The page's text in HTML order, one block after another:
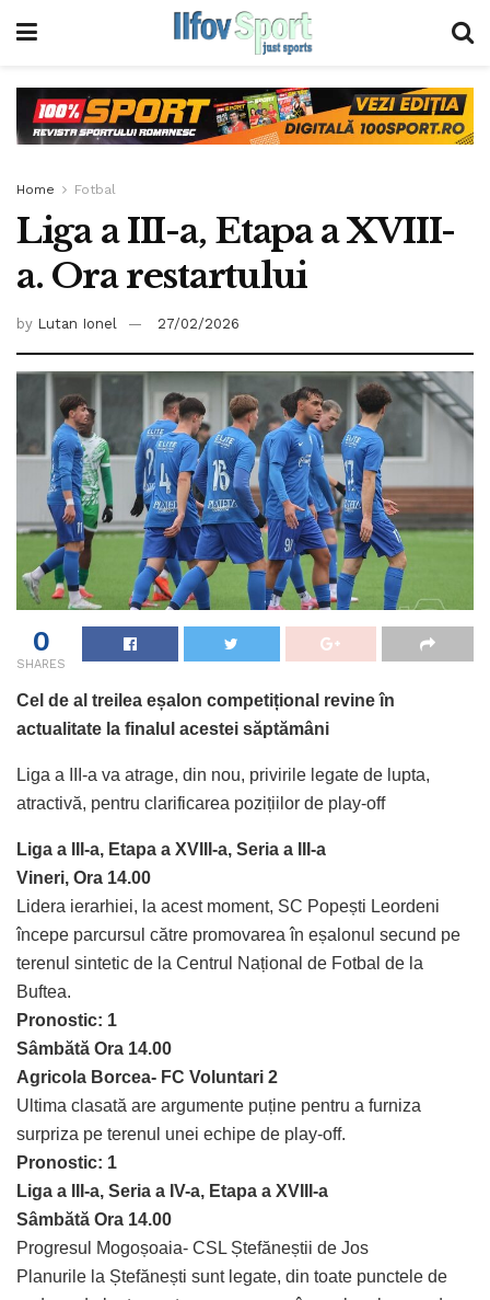
Home Fotbal
Liga a III-a, Etapa a XVIII-
a. Ora restartului
by Lutan Ionel 27/02/2026
0
SHARES
Cel de al treilea eșalon competițional revine în
actualitate la finalul acestei săptămâni
Liga a III-a va atrage, din nou, privirile legate de lupta,
atractivă, pentru clarificarea pozițiilor de play-off
Liga a III-a, Etapa a XVIII-a, Seria a III-a
Vineri, Ora 14.00
Lidera ierarhiei, la acest moment, SC Popești Leordeni
începe parcursul către promovarea în eșalonul secund pe
terenul sintetic de la Centrul Național de Fotbal de la
Buftea.
Pronostic: 1
Sâmbătă Ora 14.00
Agricola Borcea- FC Voluntari 2
Ultima clasată are argumente puține pentru a furniza
surpriza pe terenul unei echipe de play-off.
Pronostic: 1
Liga a III-a, Seria a IV-a, Etapa a XVIII-a
Sâmbătă Ora 14.00
Progresul Mogoșoaia- CSL Ștefăneștii de Jos
Planurile la Ștefănești sunt legate, din toate punctele de